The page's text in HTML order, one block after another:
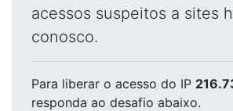
acessos suspeitos a sites
conosco.
Para liberar o acesso do IP
responda ao desafio abaixo.